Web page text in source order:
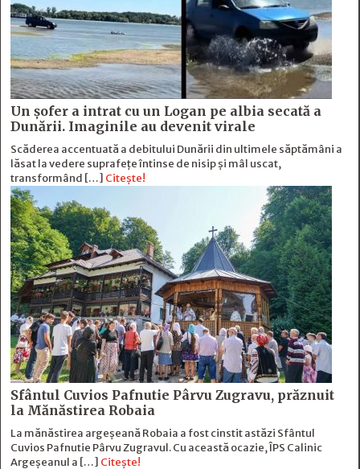
Un șofer a intrat cu un Logan pe albia secată a
Dunării. Imaginile au devenit virale
Scăderea accentuată a debitului Dunării din ultimele săptămâni a
lăsat la vedere suprafețe întinse de nisip și mâl uscat,
transformând […] Citește!
Sfântul Cuvios Pafnutie Pârvu Zugravu, prăznuit
la Mănăstirea Robaia
La mănăstirea argeșeană Robaia a fost cinstit astăzi Sfântul
Cuvios Pafnutie Pârvu Zugravul. Cu această ocazie, ÎPS Calinic
Argeșeanul a […] Citește!